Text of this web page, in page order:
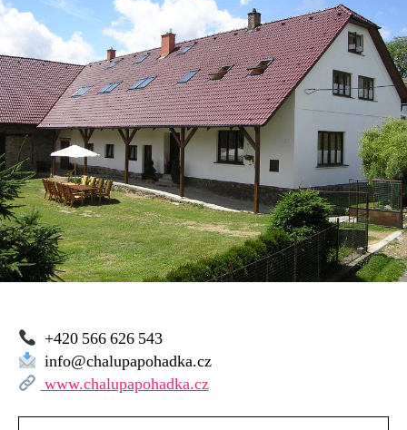
Chalupa
Pohádka
–
Jimramovské
Pavlovice
+420 566 626 543
info@chalupapohadka.cz
www.chalupapohadka.cz